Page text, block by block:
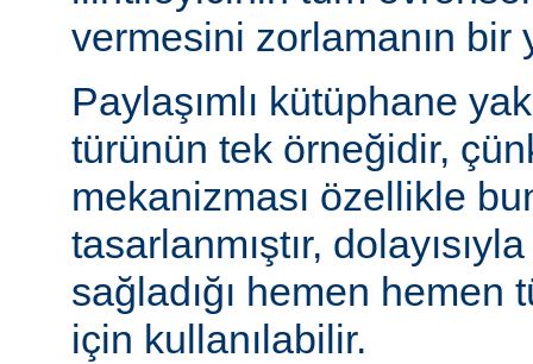
vermesini zorlamanın bir
Paylaşımlı kütüphane
türünün tek örneğidir,
mekanizması özellikle
tasarlanmıştır,
sağladığı hemen hemen
için kullanılabilir.